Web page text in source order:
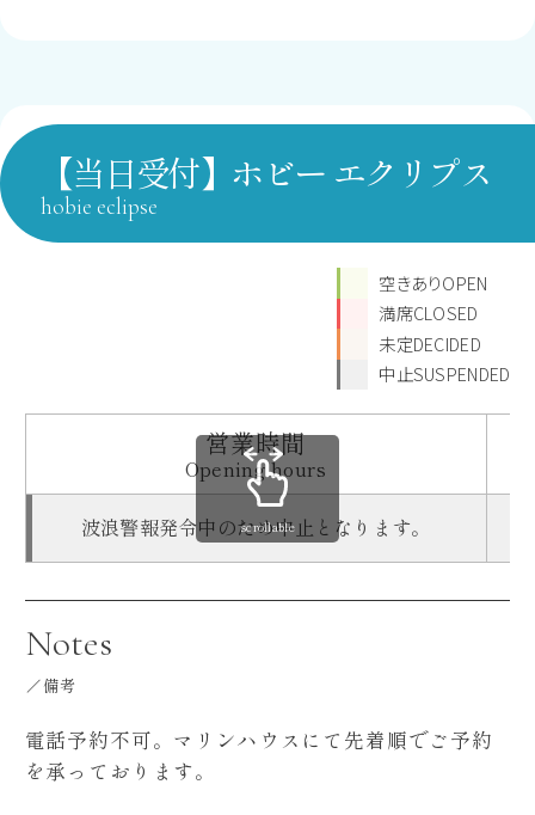
【当日受付】ホビー エクリプス
hobie eclipse
空きありOPEN
満席CLOSED
未定DECIDED
中止SUSPENDED
営業時間
Opening hours
波浪警報発令中のため中止となります。
scrollable
Notes
備考
電話予約不可。マリンハウスにて先着順でご予約
を承っております。